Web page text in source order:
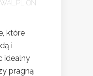
ON
które
i
idealny
pragną